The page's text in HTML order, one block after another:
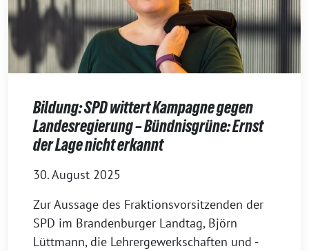
Bildung: SPD wittert Kampagne gegen
Landesregierung – Bündnisgrüne: Ernst
der Lage nicht erkannt
30. August 2025
Zur Aussage des Fraktionsvorsitzenden der
SPD im Brandenburger Landtag, Björn
Lüttmann, die Lehrergewerkschaften und -